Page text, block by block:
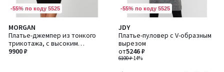
-55% по коду 5525
MORGAN
Платье-джемпер из тонкого
трикотажа, с высоким
воротником
9900 ₽
-55% по коду 5525
JDY
Платье-пуловер с V-образным
вырезом
6100 ₽-14%
от5246 ₽
4,4
/ 5
Количество
цветов:
2